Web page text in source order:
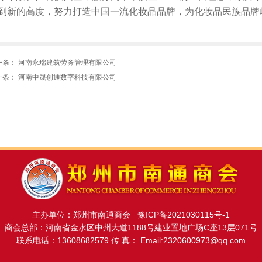
新的高度，努力打造中国一流化妆品品牌，为化妆品民族品牌
： 河南永瑞建筑劳务管理有限公司
： 河南中晟创通数字科技有限公司
主办单位：郑州市南通商会 豫ICP备2021030115号-1
商会总部：河南省金水区中州大道1188号建业置地广场C座13层071号
联系电话：13608682579 传 真： Email:2320600973@qq.com